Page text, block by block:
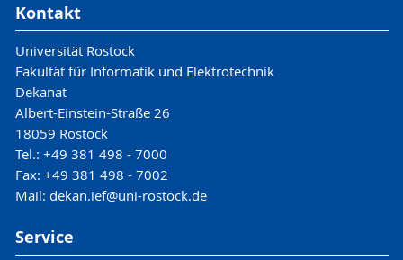
Kontakt
Universität Rostock
Fakultät für Informatik und Elektrotechnik
Dekanat
Albert-Einstein-Straße 26
18059 Rostock
Tel.: +49 381 498 - 7000
Fax: +49 381 498 - 7002
Mail: dekan.ief@uni-rostock.de
Service